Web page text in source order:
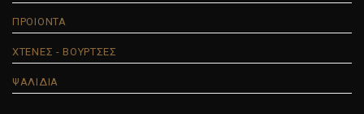
ΠΡΟΙΟΝΤΑ
ΧΤΕΝΕΣ - ΒΟΥΡΤΣΕΣ
ΨΑΛΙΔΙΑ